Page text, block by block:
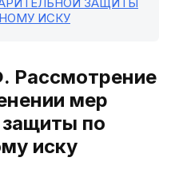
ИСКУ
Рассмотрение
мер
по
иску